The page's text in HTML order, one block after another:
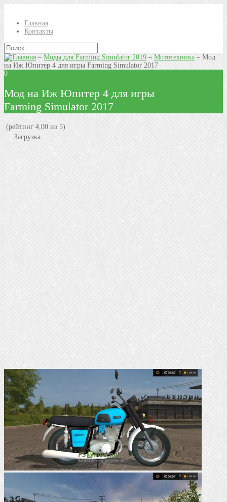
Главная
Контакты
–Моды для Farming Simulator 2019 – Мототехника –Мод
на Иж Юпитер 4 для игры Farming Simulator 2017
0
Мод на Иж Юпитер 4 для игры
Farming Simulator 2017
(рейтинг 4,00 из 5)
Загрузка...